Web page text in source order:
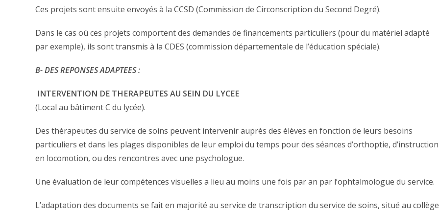
Ces projets sont ensuite envoyés à la CCSD (Commission de Circonscription du Second Degré).
Dans le cas où ces projets comportent des demandes de financements particuliers (pour du matériel adapté
par exemple), ils sont transmis à la CDES (commission départementale de l’éducation spéciale).
B- DES REPONSES ADAPTEES :
INTERVENTION DE THERAPEUTES AU SEIN DU LYCEE
(Local au bâtiment C du lycée).
Des thérapeutes du service de soins peuvent intervenir auprès des élèves en fonction de leurs besoins
particuliers et dans les plages disponibles de leur emploi du temps pour des séances d’orthoptie, d’instruction
en locomotion, ou des rencontres avec une psychologue.
Une évaluation de leur compétences visuelles a lieu au moins une fois par an par l’ophtalmologue du service.
L’adaptation des documents se fait en majorité au service de transcription du service de soins, situé au collège